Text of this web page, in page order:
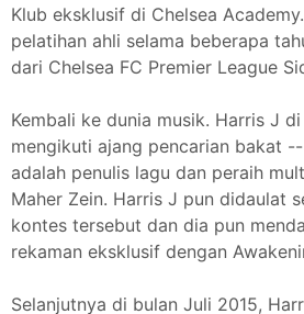
Klub eksklusif di Chelsea
pelatihan ahli selama beberapa
dari Chelsea FC Premier League
Kembali ke dunia musik. Harris J
mengikuti ajang pencarian bakat
adalah penulis lagu dan peraih
Maher Zein. Harris J pun didaulat
kontes tersebut dan dia pun
rekaman eksklusif dengan
Selanjutnya di bulan Juli 2015,